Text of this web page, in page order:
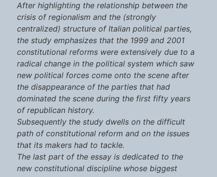
After highlighting the relationship between the
crisis of regionalism and the (strongly
centralized) structure of Italian political parties,
the study emphasizes that the 1999 and 2001
constitutional reforms were extensively due to a
radical change in the political system which saw
new political forces come onto the scene after
the disappearance of the parties that had
dominated the scene during the first fifty years
of republican history.
Subsequently the study dwells on the difficult
path of constitutional reform and on the issues
that its makers had to tackle.
The last part of the essay is dedicated to the
new constitutional discipline whose biggest